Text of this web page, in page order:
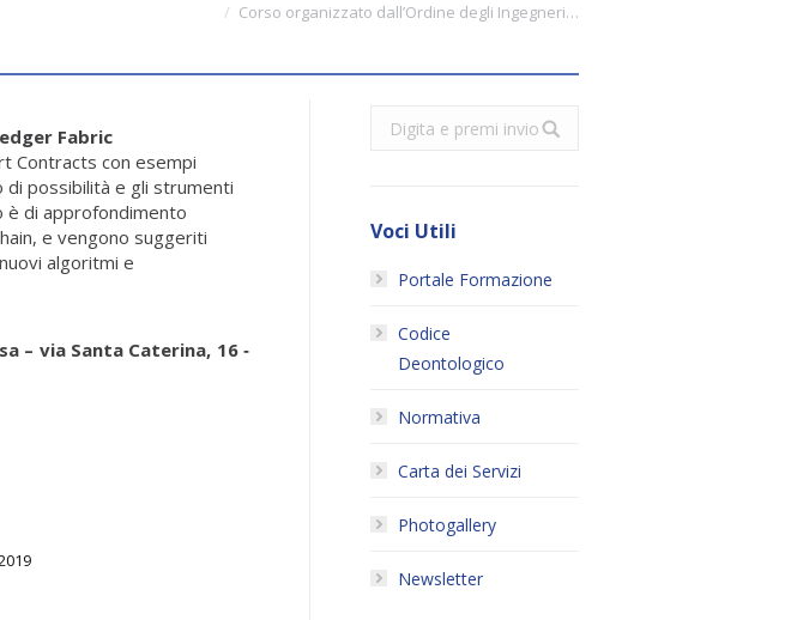
Corso organizzato dall’Ordine degli Ingegneri…
Fabric
Contracts con esempi
di possibilità e gli strumenti
è di approfondimento
e vengono suggeriti
algoritmi e
– via Santa Caterina, 16 ‐
Search:
Voci Utili
Portale Formazione
Codice
Deontologico
Normativa
Carta dei Servizi
Photogallery
Newsletter